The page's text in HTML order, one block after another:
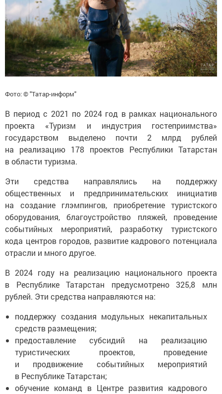
Фото: © "Татар-информ"
В период с 2021 по 2024 год в рамках национального
проекта «Туризм и индустрия гостеприимства»
государством выделено почти 2 млрд рублей
на реализацию 178 проектов Республики Татарстан
в области туризма.
Эти средства направлялись на поддержку
общественных и предпринимательских инициатив
на создание глэмпингов, приобретение туристского
оборудования, благоустройство пляжей, проведение
событийных мероприятий, разработку туристского
кода центров городов, развитие кадрового потенциала
отрасли и много другое.
В 2024 году на реализацию национального проекта
в Республике Татарстан предусмотрено 325,8 млн
рублей. Эти средства направляются на:
поддержку создания модульных некапитальных
средств размещения;
предоставление субсидий на реализацию
туристических проектов, проведение
и продвижение событийных мероприятий
в Республике Татарстан;
обучение команд в Центре развития кадрового